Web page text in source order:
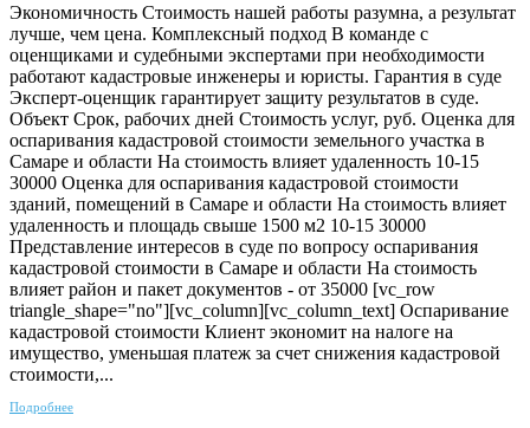
Экономичность Стоимость нашей работы разумна, а результат
лучше, чем цена. Комплексный подход В команде с
оценщиками и судебными экспертами при необходимости
работают кадастровые инженеры и юристы. Гарантия в суде
Эксперт-оценщик гарантирует защиту результатов в суде.
Объект Срок, рабочих дней Стоимость услуг, руб. Оценка для
оспаривания кадастровой стоимости земельного участка в
Самаре и области На стоимость влияет удаленность 10-15
30000 Оценка для оспаривания кадастровой стоимости
зданий, помещений в Самаре и области На стоимость влияет
удаленность и площадь свыше 1500 м2 10-15 30000
Представление интересов в суде по вопросу оспаривания
кадастровой стоимости в Самаре и области На стоимость
влияет район и пакет документов - от 35000 [vc_row
triangle_shape="no"][vc_column][vc_column_text] Оспаривание
кадастровой стоимости Клиент экономит на налоге на
имущество, уменьшая платеж за счет снижения кадастровой
стоимости,...
Подробнее